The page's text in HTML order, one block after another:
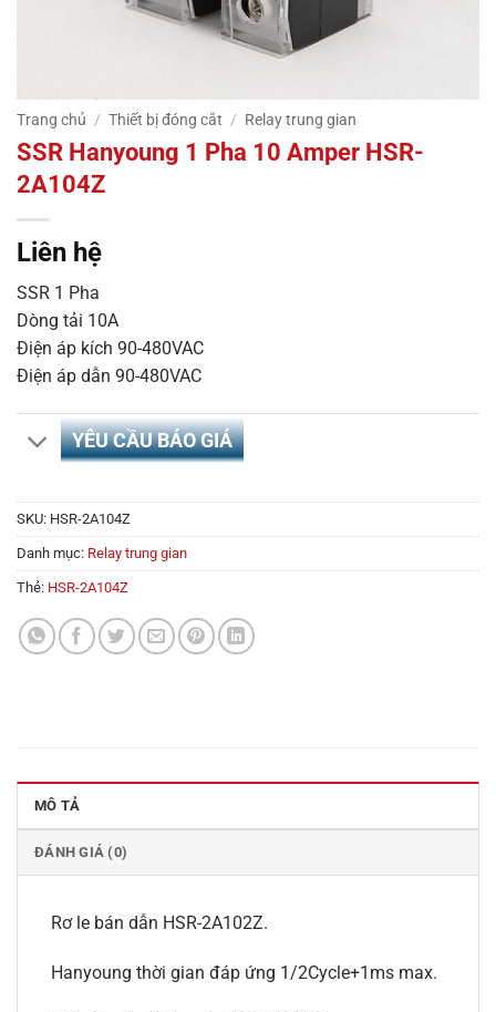
Trang chủ / Thiết bị đóng cắt / Relay trung gian
SSR Hanyoung 1 Pha 10 Amper HSR-
2A104Z
Liên hệ
SSR 1 Pha
Dòng tải 10A
Điện áp kích 90-480VAC
Điện áp dẫn 90-480VAC
YÊU CẦU BÁO GIÁ
SKU: HSR-2A104Z
Danh mục: Relay trung gian
Thẻ: HSR-2A104Z
MÔ TẢ
ĐÁNH GIÁ (0)
Rơ le bán dẫn HSR-2A102Z.
Hanyoung thời gian đáp ứng 1/2Cycle+1ms max.